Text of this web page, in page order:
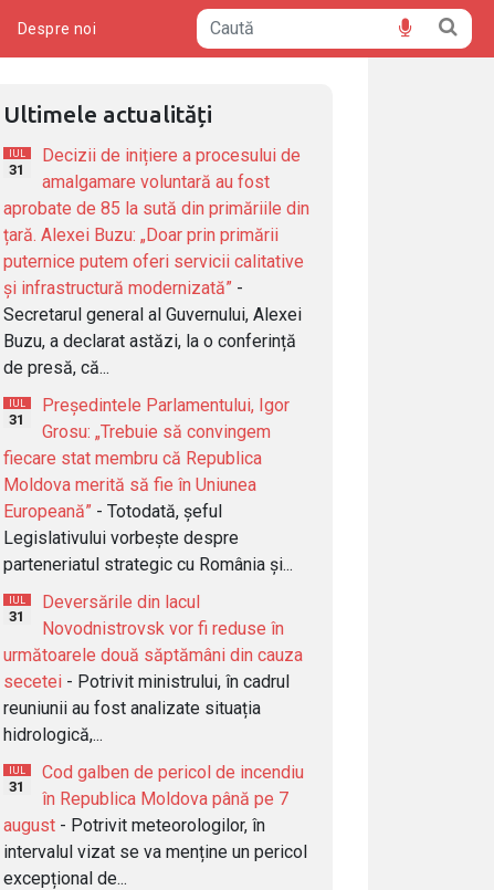
Despre noi
Ultimele actualități
IUL
31
Decizii de inițiere a procesului de
amalgamare voluntară au fost
aprobate de 85 la sută din primăriile din
țară. Alexei Buzu: „Doar prin primării
puternice putem oferi servicii calitative
și infrastructură modernizată” -
Secretarul general al Guvernului, Alexei
Buzu, a declarat astăzi, la o conferință
de presă, că...
IUL
31
Președintele Parlamentului, Igor
Grosu: „Trebuie să convingem
fiecare stat membru că Republica
Moldova merită să fie în Uniunea
Europeană” - Totodată, șeful
Legislativului vorbește despre
parteneriatul strategic cu România și...
IUL
31
Deversările din lacul
Novodnistrovsk vor fi reduse în
următoarele două săptămâni din cauza
secetei - Potrivit ministrului, în cadrul
reuniunii au fost analizate situația
hidrologică,...
IUL
31
Cod galben de pericol de incendiu
în Republica Moldova până pe 7
august - Potrivit meteorologilor, în
intervalul vizat se va menține un pericol
excepțional de...